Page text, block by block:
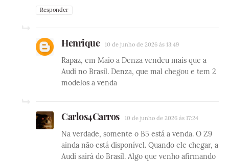
Responder
Henrique 10 de junho de 2026 às 13:49
Rapaz, em Maio a Denza vendeu mais que a
Audi no Brasil. Denza, que mal chegou e tem 2
modelos a venda
Carlos4Carros 10 de junho de 2026 às 17:24
Na verdade, somente o B5 está a venda. O Z9
ainda não está disponível. Quando ele chegar, a
Audi sairá do Brasil. Algo que venho afirmando